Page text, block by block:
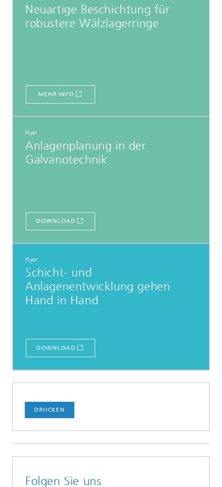
Neuartige Beschichtung für
robustere Wälzlagerringe
MEHR INFO
Flyer
Anlagenplanung in der
Galvanotechnik
DOWNLOAD
Flyer
Schicht- und
Anlagenentwicklung gehen
Hand in Hand
DOWNLOAD
DRUCKEN
Folgen Sie uns